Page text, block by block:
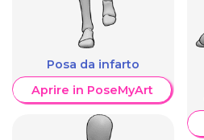
Posa da infarto
Aprire in PoseMyArt